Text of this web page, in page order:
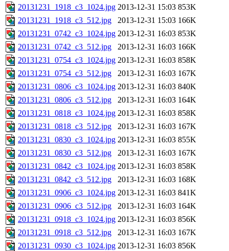
20131231_1918_c3_1024.jpg 2013-12-31 15:03 853K
20131231_1918_c3_512.jpg
2013-12-31 15:03 166K
20131231_0742_c3_1024.jpg 2013-12-31 16:03 853K
20131231_0742_c3_512.jpg
2013-12-31 16:03 166K
20131231_0754_c3_1024.jpg 2013-12-31 16:03 858K
20131231_0754_c3_512.jpg
2013-12-31 16:03 167K
20131231_0806_c3_1024.jpg 2013-12-31 16:03 840K
20131231_0806_c3_512.jpg
2013-12-31 16:03 164K
20131231_0818_c3_1024.jpg 2013-12-31 16:03 858K
20131231_0818_c3_512.jpg
2013-12-31 16:03 167K
20131231_0830_c3_1024.jpg 2013-12-31 16:03 855K
20131231_0830_c3_512.jpg
2013-12-31 16:03 167K
20131231_0842_c3_1024.jpg 2013-12-31 16:03 858K
20131231_0842_c3_512.jpg
2013-12-31 16:03 168K
20131231_0906_c3_1024.jpg 2013-12-31 16:03 841K
20131231_0906_c3_512.jpg
2013-12-31 16:03 164K
20131231_0918_c3_1024.jpg 2013-12-31 16:03 856K
20131231_0918_c3_512.jpg
2013-12-31 16:03 167K
20131231_0930_c3_1024.jpg 2013-12-31 16:03 856K